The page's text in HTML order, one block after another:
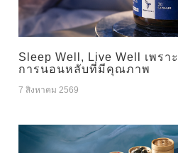
Sleep Well, Live Well เพร
การนอนหลับที่มีคุณภาพ
7 สิงหาคม 2569